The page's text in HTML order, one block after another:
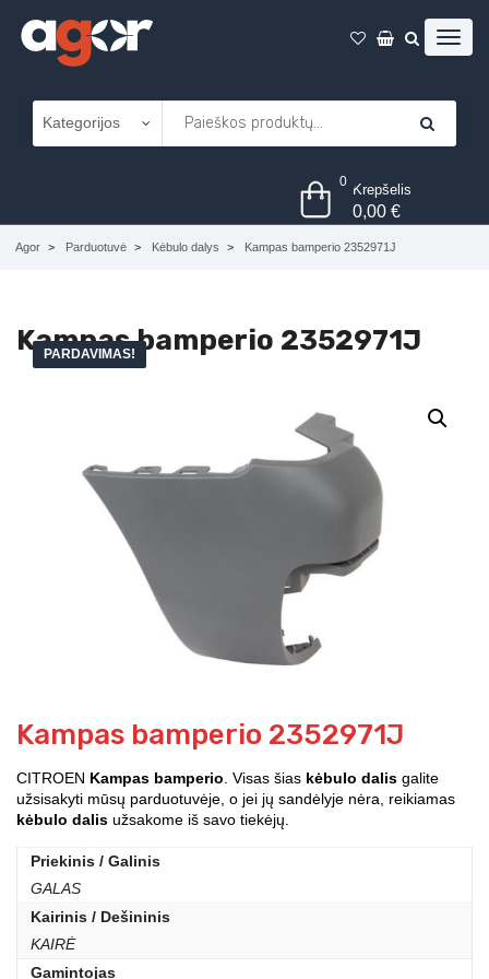
0 Krepšelis
0,00€
Agor Parduotuvė Kėbulo dalys Kampas bamperio 2352971J
Kampas bamperio 2352971J
PARDAVIMAS!
Kampas bamperio 2352971J
CITROEN Kampas bamperio . Visas šias kėbulo dalis galite
užsisakyti mūsų parduotuvėje, o jei jų sandėlyje nėra, reikiamas
kėbulo dalis užsakome iš savo tiekėjų.
Priekinis / Galinis
GALAS
Kairinis / Dešininis
KAIRĖ
Gamintojas